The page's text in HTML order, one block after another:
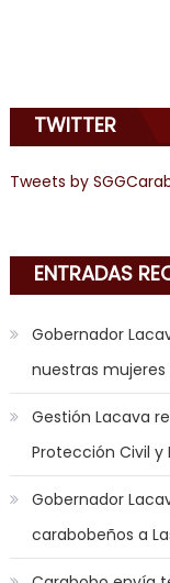
joys
of
anal
am
in
mood
play
a
jerk
off
game
with
you
TWITTER
Tweets by
ENTRADAS
Gobernador
nuestras
Gestión Lacava
Protección Civil y
Gobernador
carabobeños a